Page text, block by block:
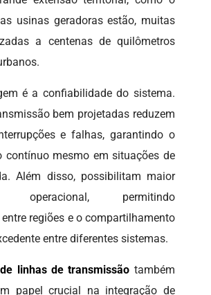
usinas geradoras estão, muitas
a centenas de quilômetros
é a confiabilidade do sistema.
bem projetadas reduzem
e falhas, garantindo o
contínuo mesmo em situações de
Além disso, possibilitam maior
operacional, permitindo
regiões e o compartilhamento
entre diferentes sistemas.
linhas de transmissão também
papel crucial na integração de